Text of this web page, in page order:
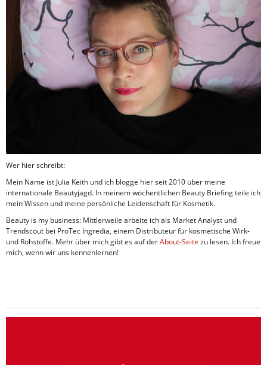
Wer hier schreibt:
Mein Name ist Julia Keith und ich blogge hier seit 2010 über meine
internationale Beautyjagd. In meinem wöchentlichen Beauty Briefing teile ich
mein Wissen und meine persönliche Leidenschaft für Kosmetik.
Beauty is my business: Mittlerweile arbeite ich als Market Analyst und
Trendscout bei ProTec Ingredia, einem Distributeur für kosmetische Wirk-
und Rohstoffe. Mehr über mich gibt es auf derAbout-Seite zu lesen. Ich freue
mich, wenn wir uns kennenlernen!